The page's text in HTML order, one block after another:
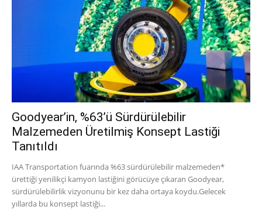
Goodyear’in, %63’ü Sürdürülebilir
Malzemeden Üretilmiş Konsept Lastiği
Tanıtıldı
IAA Transportation fuarında %63 sürdürülebilir malzemeden*
ürettiği yenilikçi kamyon lastiğini görücüye çıkaran Goodyear,
sürdürülebilirlik vizyonunu bir kez daha ortaya koydu.Gelecek
yıllarda bu konsept lastiği...